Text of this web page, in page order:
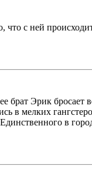
с ней
Эрик бросает
в мелких
в